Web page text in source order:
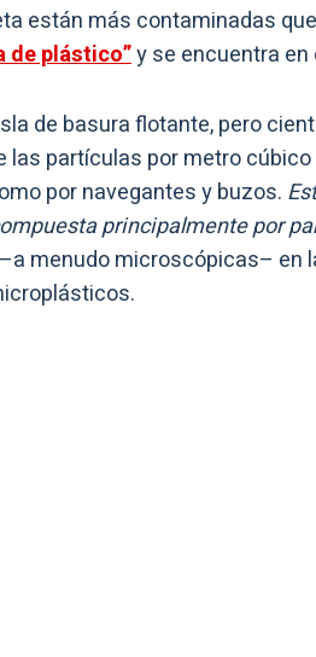
están más contaminadas
de plástico”y se encuentra
de basura flotante, pero
las partículas por metro
por navegantes y buzos.
principalmente por
menudo microscópicas– en